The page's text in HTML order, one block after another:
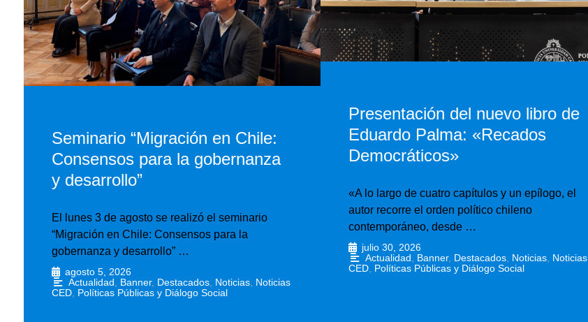
Seminario “Migración en Chile:
Consensos para la gobernanza
y desarrollo”
El lunes 3 de agosto se realizó el seminario
“Migración en Chile: Consensos para la
gobernanza y desarrollo” …
agosto 5, 2026
Actualidad Banner, Destacados, Noticias, Noticias
CED Políticas Públicas y Diálogo Social
Presentación del nuevo libro de
Eduardo Palma: «Recados
Democráticos»
«A lo largo de cuatro capítulos y un epílogo, el
autor recorre el orden político chileno
contemporáneo, desde …
julio 30, 2026
Actualidad Banner, Destacados, Noticias, Noticias
CED Políticas Públicas y Diálogo Social